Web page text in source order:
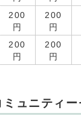
200
円
200
円
200
円
200
円
ュニティー